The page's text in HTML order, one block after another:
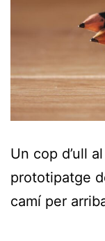
Un cop d’ull
prototipatge
camí per